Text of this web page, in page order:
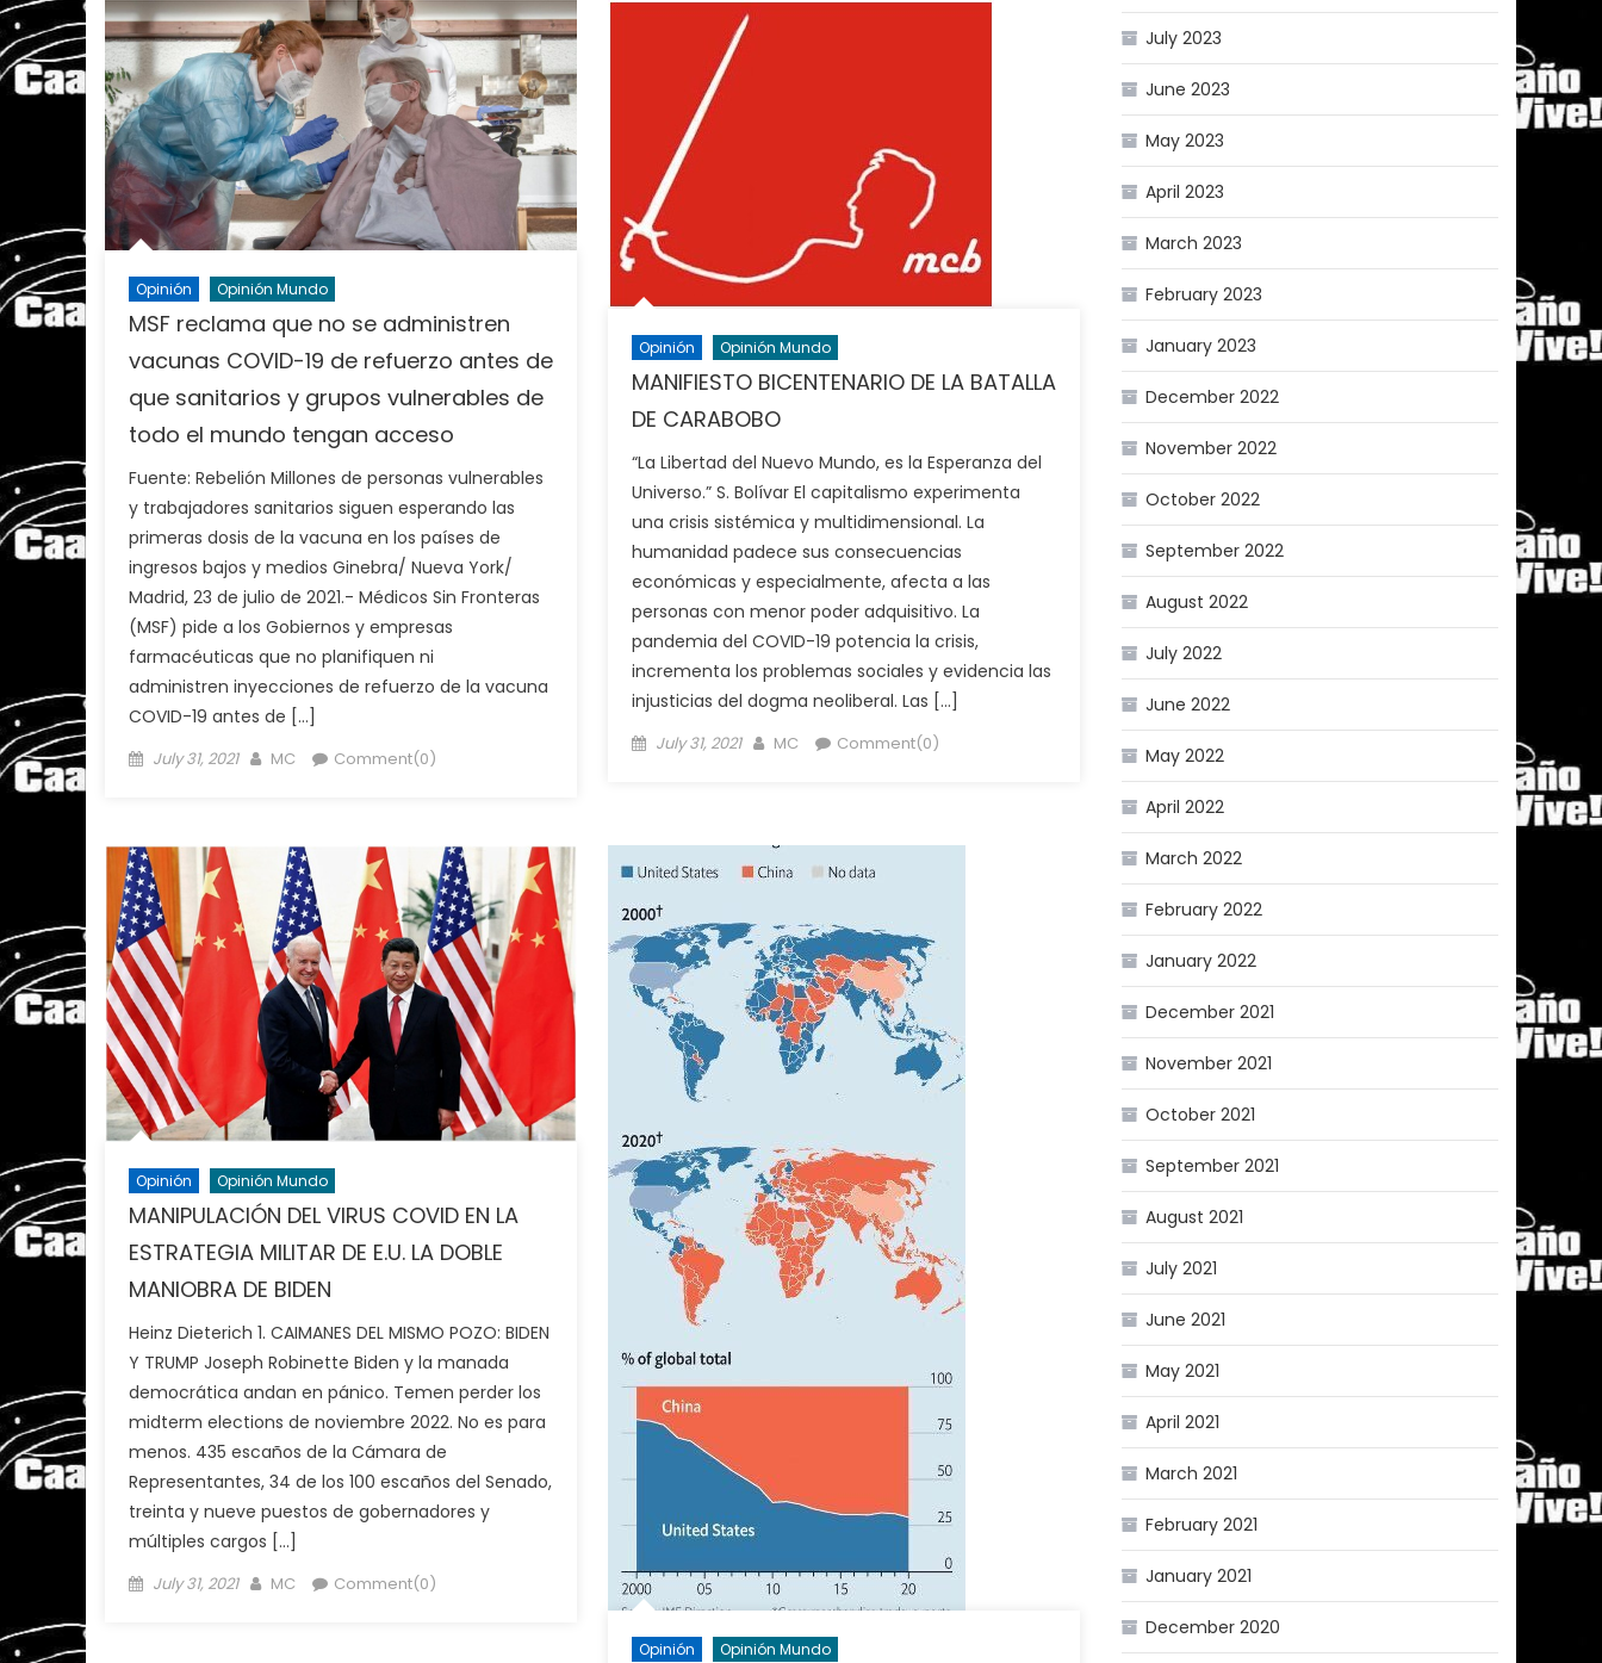
Opinión Opinión Mundo
MSF reclama que no se administren
vacunas COVID-19 de refuerzo antes de
que sanitarios y grupos vulnerables de
todo el mundo tengan acceso
Fuente: Rebelión Millones de personas vulnerables
y trabajadores sanitarios siguen esperando las
primeras dosis de la vacuna en los países de
ingresos bajos y medios Ginebra/ Nueva York/
Madrid, 23 de julio de 2021.- Médicos Sin Fronteras
(MSF) pide a los Gobiernos y empresas
farmacéuticas que no planifiquen ni
administren inyecciones de refuerzo de la vacuna
COVID-19 antes de […]
Posted
July 31, 2021 Author
MC Comment(0)
Opinión Opinión Mundo
MANIFIESTO BICENTENARIO DE LA BATALLA
DE CARABOBO
“La Libertad del Nuevo Mundo, es la Esperanza del
Universo.” S. Bolívar El capitalismo experimenta
una crisis sistémica y multidimensional. La
humanidad padece sus consecuencias
económicas y especialmente, afecta a las
personas con menor poder adquisitivo. La
pandemia del COVID-19 potencia la crisis,
incrementa los problemas sociales y evidencia las
injusticias del dogma neoliberal. Las […]
Posted
July 31, 2021 Author
MC Comment(0)
Opinión Opinión Mundo
MANIPULACIÓN DEL VIRUS COVID EN LA
ESTRATEGIA MILITAR DE E.U. LA DOBLE
MANIOBRA DE BIDEN
Heinz Dieterich 1. CAIMANES DEL MISMO POZO: BIDEN
Y TRUMP Joseph Robinette Biden y la manada
democrática andan en pánico. Temen perder los
midterm elections de noviembre 2022. No es para
menos. 435 escaños de la Cámara de
Representantes, 34 de los 100 escaños del Senado,
treinta y nueve puestos de gobernadores y
múltiples cargos […]
Posted
July 31, 2021 Author
MC Comment(0)
Opinión Opinión Mundo
July 2023
June 2023
May 2023
April 2023
March 2023
February 2023
January 2023
December 2022
November 2022
October 2022
September 2022
August 2022
July 2022
June 2022
May 2022
April 2022
March 2022
February 2022
January 2022
December 2021
November 2021
October 2021
September 2021
August 2021
July 2021
June 2021
May 2021
April 2021
March 2021
February 2021
January 2021
December 2020